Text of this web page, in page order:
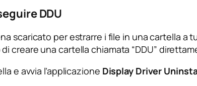
DDU
scaricato per estrarre i file in una cartella
creare una cartella chiamata “DDU”
e avvia l’applicazione Display Driver